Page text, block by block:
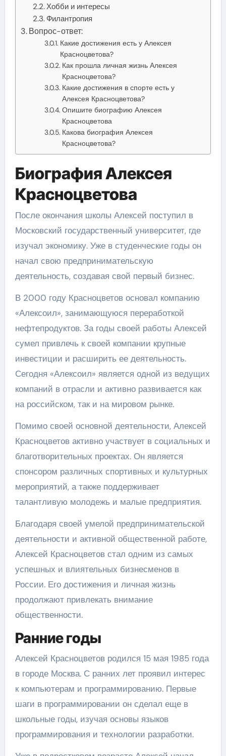
Хобби и интересы
Филантропия
Вопрос-ответ:
Какие достижения есть у Алексея
Красноцветова?
Как прошла личная жизнь Алексея
Красноцветова?
Какие достижения в спорте есть у
Алексея Красноцветова?
Опишите биографию Алексея
Красноцветова
Какова биография Алексея
Красноцветова?
Биография Алексея
Красноцветова
После окончания школы Алексей поступил в
Московский государственный университет, где
изучал экономику. Уже в студенческие годы он
начал свою предпринимательскую
деятельность, создавая свой первый бизнес.
В 2000 году Красноцветов основал компанию
«Алексоил», занимающуюся переработкой
нефтепродуктов. За годы своей работы Алексей
сумел привлечь к своей компании крупные
инвестиции и расширить ее деятельность.
Сегодня «Алексоил» является одной из ведущих
компаний в отрасли и активно развивается как
на российском, так и на мировом рынке.
Помимо своей основной деятельности, Алексей
Красноцветов активно участвует в социальных и
благотворительных проектах. Он является
спонсором различных спортивных и культурных
мероприятий, а также поддерживает
талантливую молодежь и малые предприятия.
Благодаря своей умелой предпринимательской
деятельности и активной общественной работе,
Алексей Красноцветов стал одним из самых
успешных и влиятельных бизнесменов в
России. Его достижения и личная жизнь
продолжают привлекать внимание
общественности.
Ранние годы
Алексей Красноцветов родился 15 мая 1985 года
в городе Москва. С ранних лет проявил интерес
к компьютерам и программированию. Первые
шаги в программировании он сделал еще в
школьные годы, изучая основы языков
программирования и технологии разработки.